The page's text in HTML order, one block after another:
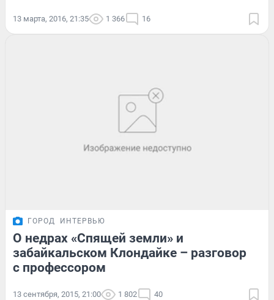
13 марта, 2016, 21:35 1 366 16
ГОРОД ИНТЕРВЬЮ
О недрах «Спящей земли» и
забайкальском Клондайке – разговор
с профессором
13 сентября, 2015, 21:00 1 802 40